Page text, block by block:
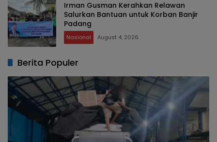
Irman Gusman Kerahkan Relawan
Salurkan Bantuan untuk Korban Banjir
Padang
Nasional August 4, 2026
Berita Populer